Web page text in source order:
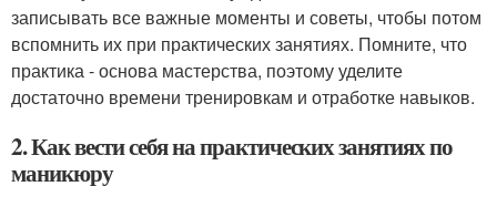
записывать все важные моменты и советы, чтобы потом
вспомнить их при практических занятиях. Помните, что
практика - основа мастерства, поэтому уделите
достаточно времени тренировкам и отработке навыков.
2. Как вести себя на практических занятиях по
маникюру